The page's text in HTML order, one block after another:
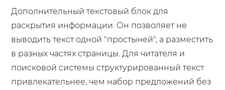
Дополнительный текстовый блок для
раскрытия информации. Он позволяет не
выводить текст одной "простыней", а разместить
в разных частях страницы. Для читателя и
поисковой системы структурированный текст
привлекательнее, чем набор предложений без